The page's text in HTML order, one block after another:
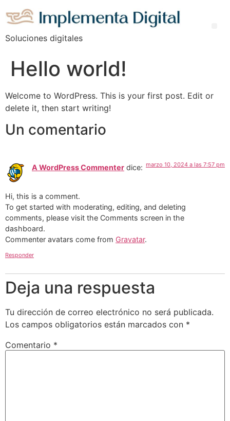
Soluciones digitales
Hello world!
Welcome to WordPress. This is your first post. Edit or
delete it, then start writing!
Un comentario
A WordPress Commenter dice: marzo 10, 2024 a las 7:57 pm
Hi, this is a comment.
To get started with moderating, editing, and deleting
comments, please visit the Comments screen in the
dashboard.
Commenter avatars come from Gravatar.
Responder
Deja una respuesta
Tu dirección de correo electrónico no será publicada.
Los campos obligatorios están marcados con *
Comentario *